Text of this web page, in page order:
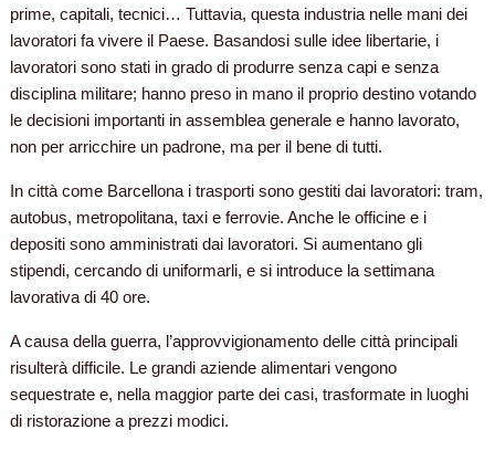
prime, capitali, tecnici… Tuttavia, questa industria nelle mani dei
lavoratori fa vivere il Paese. Basandosi sulle idee libertarie, i
lavoratori sono stati in grado di produrre senza capi e senza
disciplina militare; hanno preso in mano il proprio destino votando
le decisioni importanti in assemblea generale e hanno lavorato,
non per arricchire un padrone, ma per il bene di tutti.
In città come Barcellona i trasporti sono gestiti dai lavoratori: tram,
autobus, metropolitana, taxi e ferrovie. Anche le officine e i
depositi sono amministrati dai lavoratori. Si aumentano gli
stipendi, cercando di uniformarli, e si introduce la settimana
lavorativa di 40 ore.
A causa della guerra, l’approvvigionamento delle città principali
risulterà difficile. Le grandi aziende alimentari vengono
sequestrate e, nella maggior parte dei casi, trasformate in luoghi
di ristorazione a prezzi modici.